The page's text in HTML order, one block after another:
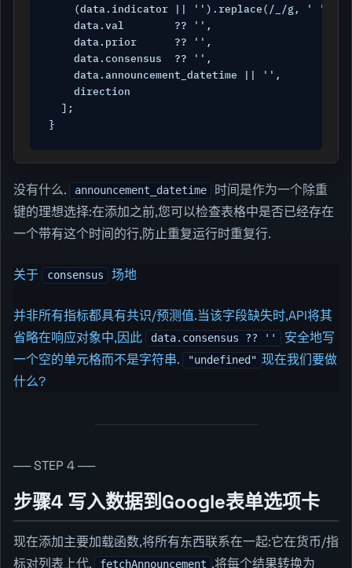
    (data.indicator || '').replace(/_/g, ' '),
    data.val        ?? '',
    data.prior      ?? '',
    data.consensus  ?? '',
    data.announcement_datetime || '',
    direction
  ];
}
没有什么. announcement_datetime
时间是作为一个除重
键的理想选择:在添加之前,您可以检查表格中是否已经存在
一个带有这个时间的行,防止重复运行时重复行.
关于 consensus 场地
并非所有指标都具有共识/预测值.当该字段缺失时,API将其
省略在响应对象中,因此
data.consensus ?? ''
安全地写
一个空的单元格而不是字符串.
"undefined" 现在我们要做
什么?
── STEP 4 ──
步骤4 写入数据到Google表单选项卡
现在添加主要加载函数,将所有东西联系在一起:它在货币/指
标对列表上代,
fetchAnnouncement ,将每个结果转换为